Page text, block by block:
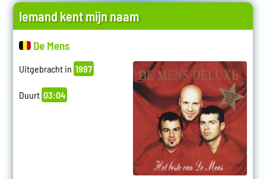
Iemand kent mijn naam
De Mens
Uitgebracht in 1997
Duurt 03:04